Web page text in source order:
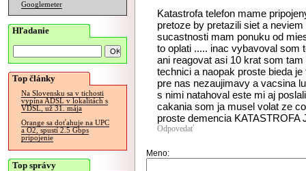
Googlemeter
Hľadanie
Top články
Na Slovensku sa v tichosti
vypína ADSL v lokalitách s
VDSL, už 31. mája
Orange sa doťahuje na UPC
a O2, spustí 2.5 Gbps
pripojenie
Top správy
Katastrofa telefon mame
pretoze by pretazili siet a
sucastnosti mam ponuku od
to oplati ..... inac vybavoval som
ani reagovat asi 10 krat som
technici a naopak proste bieda
pre nas nezaujimavy a vacsina
s nimi natahoval este mi aj
cakania som ja musel volat ze
proste demencia
Odpovedať
Meno: